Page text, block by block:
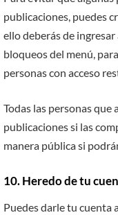
publicaciones, puedes
ello deberás de
bloqueos del menú,
personas con acceso
Todas las personas que
publicaciones si las
manera pública si
10. Heredo de tu
Puedes darle tu cuenta